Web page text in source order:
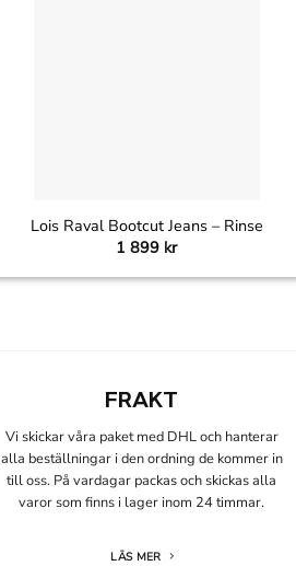
Lois Raval Bootcut Jeans – Rinse
1 899 kr
FRAKT
Vi skickar våra paket med DHL och hanterar
alla beställningar i den ordning de kommer in
till oss. På vardagar packas och skickas alla
varor som finns i lager inom 24 timmar.
LÄS MER